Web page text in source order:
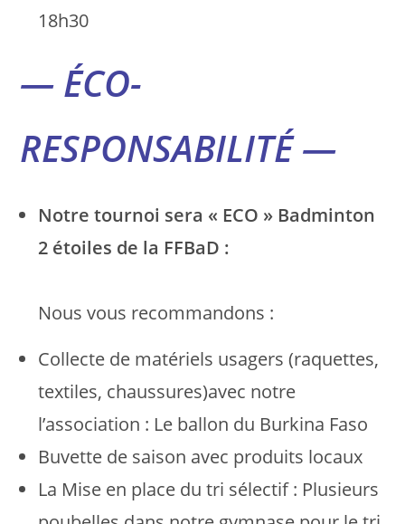
18h30
— ÉCO-
RESPONSABILITÉ —
Notre tournoi sera « ECO » Badminton
2 étoiles de la FFBaD :
Nous vous recommandons :
Collecte de matériels usagers (raquettes,
textiles, chaussures)avec notre
l’association : Le ballon du Burkina Faso
Buvette de saison avec produits locaux
La Mise en place du tri sélectif : Plusieurs